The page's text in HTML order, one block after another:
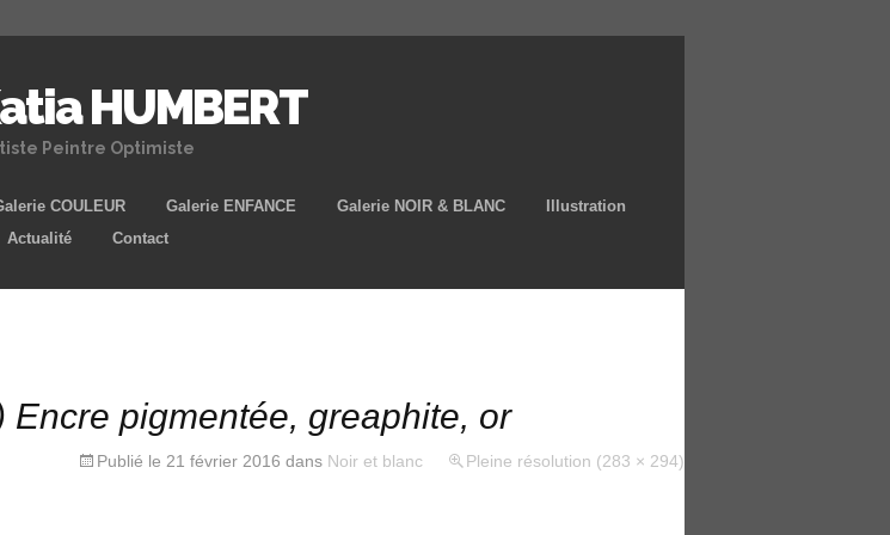
HUMBERT
Peintre Optimiste
Aller
COULEUR Galerie ENFANCE Galerie NOIR & BLANC
Illustration
Actualité
Contact
pigmentée, greaphite, or
Publié le 21 février 2016 dans Noir et blanc Pleine résolution (283 × 294)